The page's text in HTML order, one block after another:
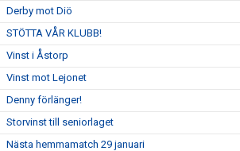
Derby mot Diö
STÖTTA VÅR KLUBB!
Vinst i Åstorp
Vinst mot Lejonet
Denny förlänger!
Storvinst till seniorlaget
Nästa hemmamatch 29 januari